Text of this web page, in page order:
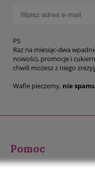
PS
Raz na miesiąc-dwa
nowości, promocje i
chwili możesz z
Wafle pieczemy, nie
Pomoc